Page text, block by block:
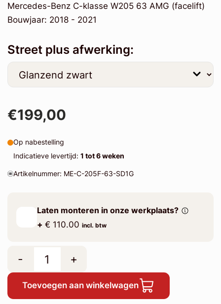
Mercedes-Benz C-klasse W205 63 AMG (facelift)
Bouwjaar: 2018 - 2021
Street plus afwerking:
€199,00
Op nabestelling
Indicatieve levertijd: 1 tot 6 weken
Artikelnummer: ME-C-205F-63-SD1G
Laten monteren in onze werkplaats?
+ € 110.00 incl. btw
- +
Toevoegen aan winkelwagen